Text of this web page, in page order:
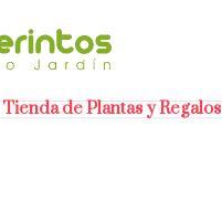
Tienda de Plantas y Regalos